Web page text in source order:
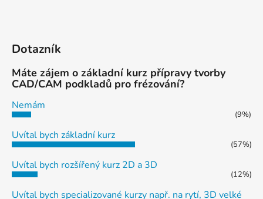
Dotazník
Máte zájem o základní kurz přípravy tvorby
CAD/CAM podkladů pro frézování?
Nemám
(9%)
Uvítal bych základní kurz
(57%)
Uvítal bych rozšířený kurz 2D a 3D
(12%)
Uvítal bych specializované kurzy např. na rytí, 3D velké